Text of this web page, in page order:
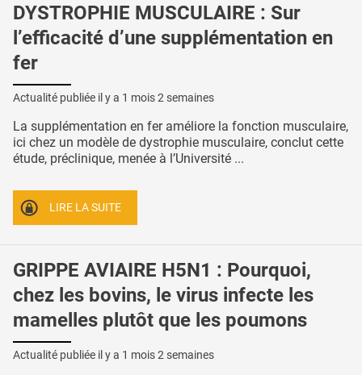
DYSTROPHIE MUSCULAIRE : Sur
l’efficacité d’une supplémentation en
fer
Actualité publiée il y a 1 mois 2 semaines
La supplémentation en fer améliore la fonction musculaire,
ici chez un modèle de dystrophie musculaire, conclut cette
étude, préclinique, menée à l’Université ...
LIRE LA SUITE
GRIPPE AVIAIRE H5N1 : Pourquoi,
chez les bovins, le virus infecte les
mamelles plutôt que les poumons
Actualité publiée il y a 1 mois 2 semaines